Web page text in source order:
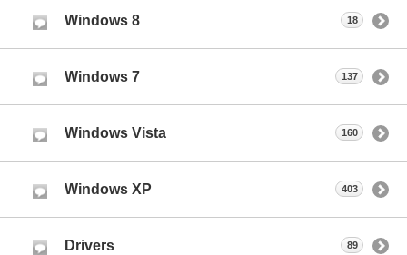
Windows 8 18
Windows 7 137
Windows Vista 160
Windows XP 403
Drivers 89